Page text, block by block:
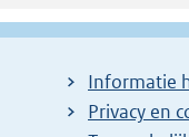
Informatie
Privacy en